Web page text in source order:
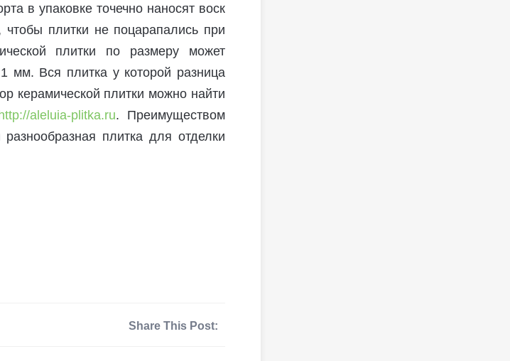
в упаковке точечно наносят воск
плитки не поцарапались при
плитки по размеру может
мм. Вся плитка у которой разница
керамической плитки можно найти
aleluia-plitka.ru. Преимуществом
плитка для отделки
Share This Post: